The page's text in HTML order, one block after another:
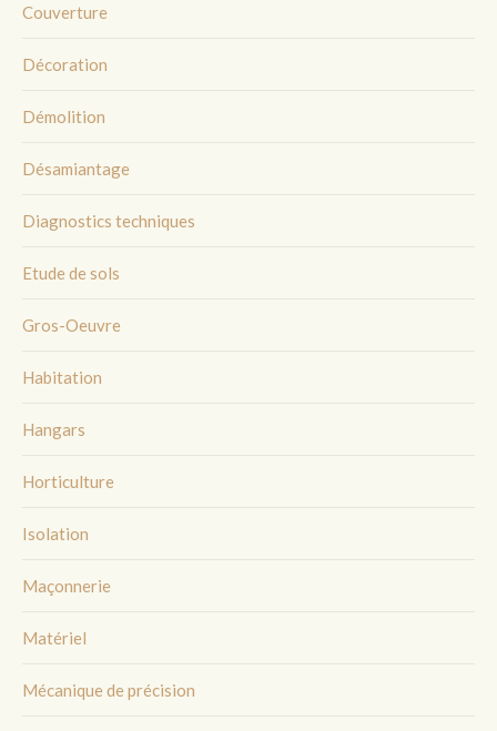
Couverture
Décoration
Démolition
Désamiantage
Diagnostics techniques
Etude de sols
Gros-Oeuvre
Habitation
Hangars
Horticulture
Isolation
Maçonnerie
Matériel
Mécanique de précision